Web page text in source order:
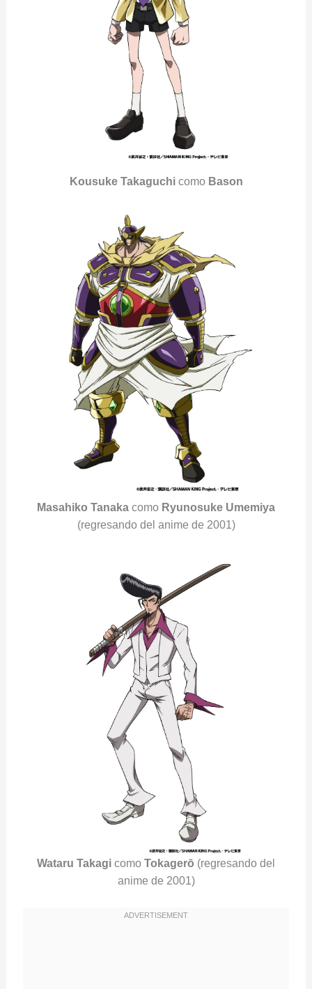
Kousuke TakaguchicomoBason
Masahiko Tanaka como Ryunosuke Umemiya
(regresando del anime de 2001)
Wataru Takagi como Tokagerō (regresando del
anime de 2001)